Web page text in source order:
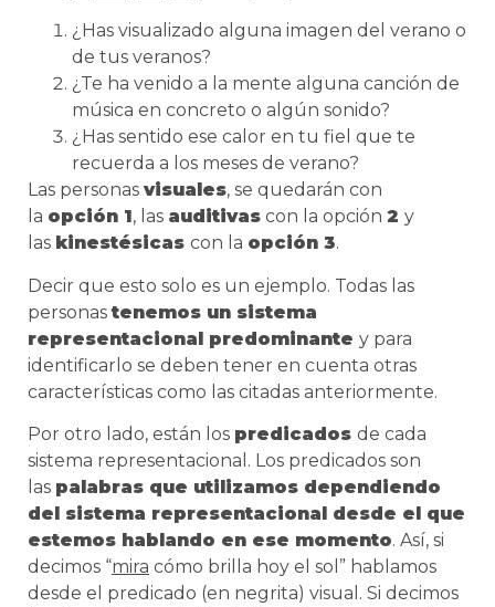
¿Has visualizado alguna imagen del verano o
de tus veranos?
¿Te ha venido a la mente alguna canción de
música en concreto o algún sonido?
¿Has sentido ese calor en tu fiel que te
recuerda a los meses de verano?
Las personas visuales, se quedarán con
la opción 1, las auditivas con la opción 2 y
las kinestésicas con la opción 3.
Decir que esto solo es un ejemplo. Todas las
personastenemos un sistema
representacional predominante y para
identificarlo se deben tener en cuenta otras
características como las citadas anteriormente.
Por otro lado, están los predicados de cada
sistema representacional. Los predicados son
las palabras que utilizamos dependiendo
del sistema representacional desde el que
estemos hablando en ese momento. Así, si
decimos “mira cómo brilla hoy el sol” hablamos
desde el predicado (en negrita) visual. Si decimos